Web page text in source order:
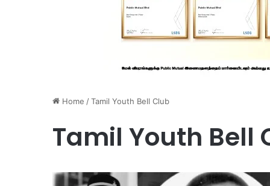
Home /Tamil Youth Bell Club
Tamil Youth Bell